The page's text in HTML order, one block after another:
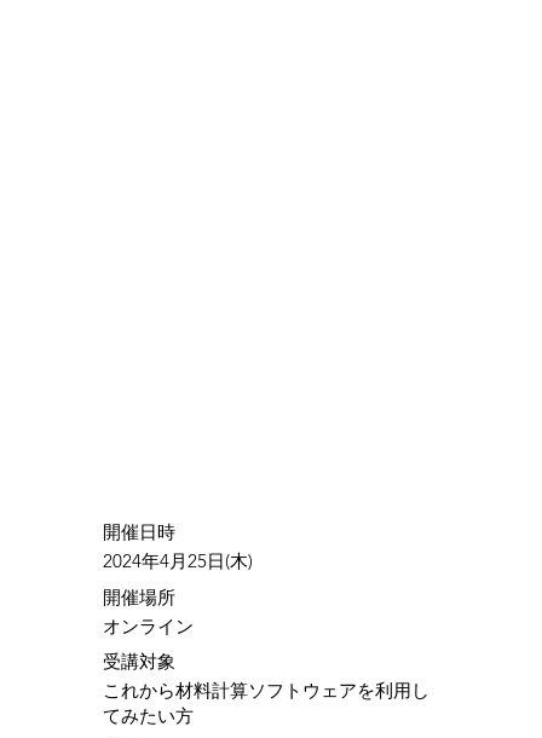
​開催日時
2024年4月25日(木)
​開催場所
オンライン
​受講対象
これから材料計算ソフトウェアを利用し
てみたい方